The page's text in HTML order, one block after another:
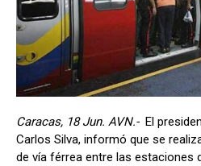
Caracas, 18 Jun. AVN.- El
Carlos Silva, informó que se
de vía férrea entre las estaciones